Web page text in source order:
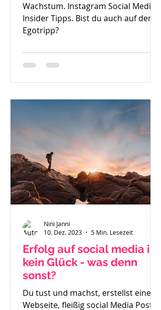
Wachstum. Instagram Social Media
Insider Tipps. Bist du auch auf dem
Egotripp?
Erfolg auf social media ist
kein Glück - was denn
sonst?
Du tust und machst, erstellst eine
Webseite, fleißig social Media Posts
Nini Janni
10. Dez. 2023
5 Min. Lesezeit